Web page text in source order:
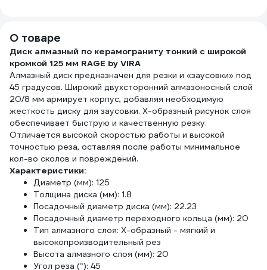
О товаре
Диск алмазный по керамограниту тонкий с широкой
кромкой 125 мм RAGE by VIRA
Алмазный диск предназначен для резки и «заусовки» под
45 градусов. Широкий двухсторонний алмазоносный слой
20/8 мм армирует корпус, добавляя необходимую
жесткость диску для заусовки. Х-образный рисунок слоя
обеспечивает быструю и качественную резку.
Отличается высокой скоростью работы и высокой
точностью реза, оставляя после работы минимальное
кол-во сколов и повреждений.
Характеристики:
Диаметр (мм): 125
Толщина диска (мм): 1.8
Посадочный диаметр диска (мм): 22.23
Посадочный диаметр переходного кольца (мм): 20
Тип алмазного слоя: Х-образный - мягкий и
высокопроизводительный рез
Высота алмазного слоя (мм): 20
Угол реза (°): 45